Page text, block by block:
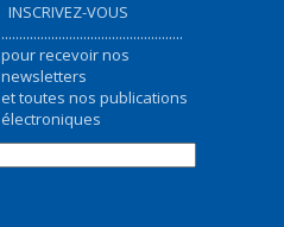
INSCRIVEZ-VOUS
...................................................
pour recevoir nos
newsletters
et toutes nos publications
électroniques